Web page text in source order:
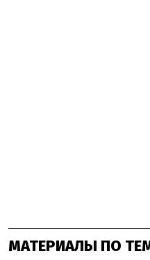
МАТЕРИАЛЫ ПО